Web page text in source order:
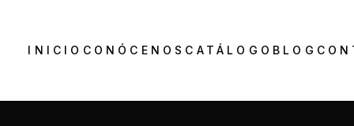
INICIO CONÓCENOS CATÁLOGO BLOG